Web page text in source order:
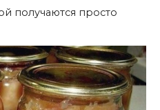
получаются просто